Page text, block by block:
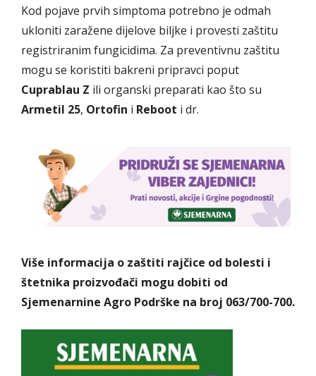
Kod pojave prvih simptoma potrebno je odmah
ukloniti zaražene dijelove biljke i provesti zaštitu
registriranim fungicidima. Za preventivnu zaštitu
mogu se koristiti bakreni pripravci poput
Cuprablau Z ili organski preparati kao što su
Armetil 25, Ortofin i Reboot i dr.
Više informacija o zaštiti rajčice od bolesti i
štetnika proizvođači mogu dobiti od
Sjemenarnine Agro Podrške na broj 063/700-700.